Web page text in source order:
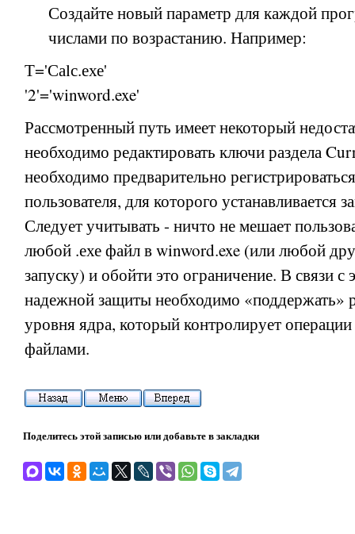
Создайте новый параметр для каждой
числами по возрастанию. Например:
Т='Саlс.ехе'
'2'='winword.exe'
Рассмотренный путь имеет некоторый
необходимо редактировать ключи раздела
необходимо предварительно
пользователя, для которого устанавливается
Следует учитывать - ничто не мешает
любой .ехе файл в winword.exe (или любой
запуску) и обойти это ограничение. В связи с
надежной защиты необходимо
уровня ядра, который контролирует
файлами.
Поделитесь этой записью или добавьте в закладки